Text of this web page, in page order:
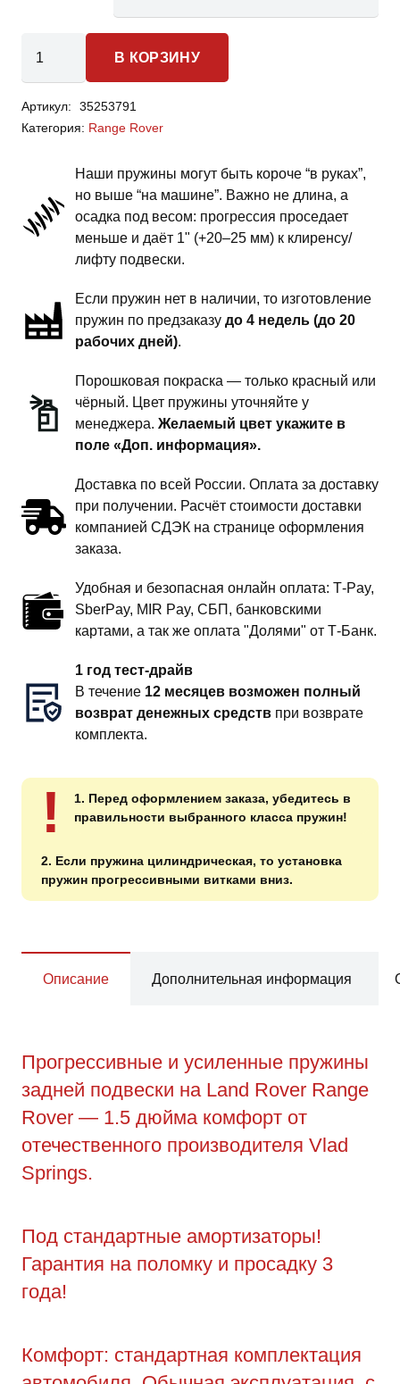
товара
Rover
Range
пружины
задней
подвески-
комфорт
В КОРЗИНУ
Артикул:
35253791
Категория: Range Rover
Наши пружины могут быть короче “в руках”,
но выше “на машине”. Важно не длина, а
осадка под весом: прогрессия проседает
меньше и даёт 1" (+20–25 мм) к клиренсу/
лифту подвески.
Если пружин нет в наличии, то изготовление
пружин по предзаказу до 4 недель (до 20
рабочих дней).
Порошковая покраска — только красный или
чёрный. Цвет пружины уточняйте у
менеджера. Желаемый цвет укажите в
поле «Доп. информация».
Доставка по всей России. Оплата за доставку
при получении. Расчёт стоимости доставки
компанией СДЭК на странице оформления
заказа.
Удобная и безопасная онлайн оплата: T‑Pay,
SberPay, MIR Pay, СБП, банковскими
картами, а так же оплата "Долями" от Т-Банк.
1 год тест-драйв
В течение 12 месяцев возможен полный
возврат денежных средств при возврате
комплекта.
!
1. Перед оформлением заказа, убедитесь в
правильности выбранного класса пружин!
2. Если пружина цилиндрическая, то установка
пружин прогрессивными витками вниз.
Описание Дополнительная информация
Прогрессивные и усиленные пружины
задней подвески на Land Rover Range
Rover — 1.5 дюйма комфорт от
отечественного производителя Vlad
Springs.
Под стандартные амортизаторы!
Гарантия на поломку и просадку 3
года!
Комфорт: стандартная комплектация